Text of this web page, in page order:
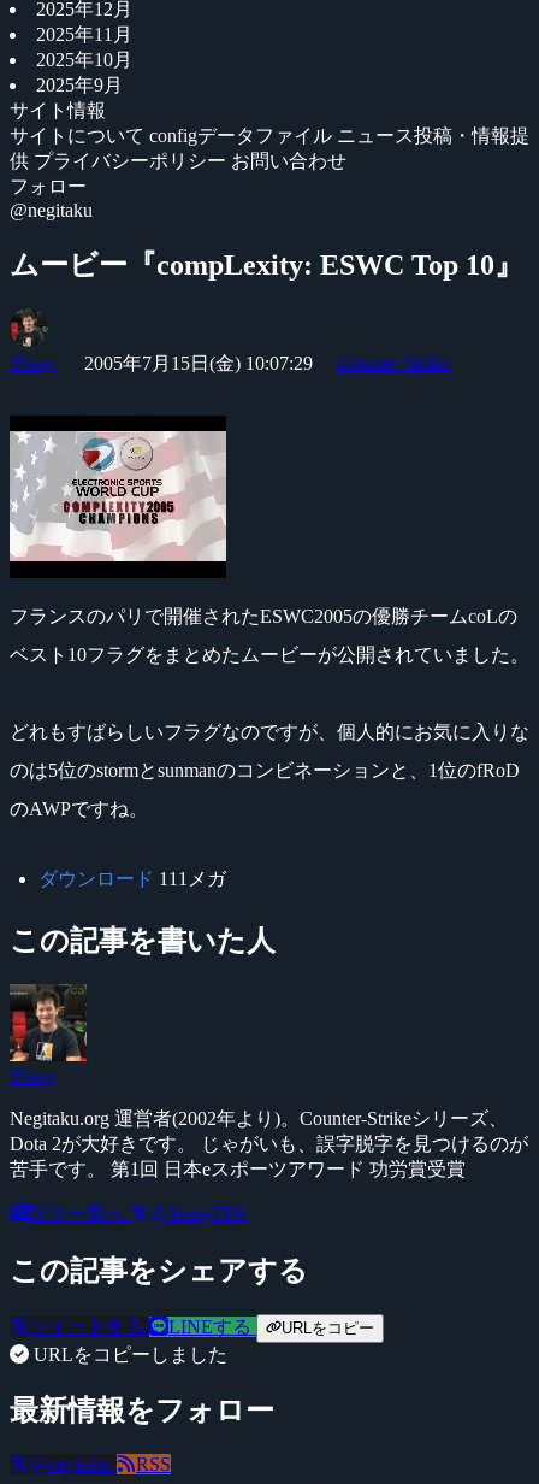
2025年12月
2025年11月
2025年10月
2025年9月
サイト情報
サイトについて configデータファイル ニュース投稿・情報提
供 プライバシーポリシー お問い合わせ
フォロー
@negitaku
ムービー『compLexity: ESWC Top 10』
Yossy 2005年7月15日(金) 10:07:29 Counter-Strike
フランスのパリで開催されたESWC2005の優勝チームcoLの
ベスト10フラグをまとめたムービーが公開されていました。
どれもすばらしいフラグなのですが、個人的にお気に入りな
のは5位のstormとsunmanのコンビネーションと、1位のfRoD
のAWPですね。
ダウンロード 111メガ
この記事を書いた人
Yossy
Negitaku.org 運営者(2002年より)。Counter-Strikeシリーズ、
Dota 2が大好きです。 じゃがいも、誤字脱字を見つけるのが
苦手です。 第1回 日本eスポーツアワード 功労賞受賞
記事一覧へ @YossyFPS
この記事をシェアする
ツイートする LINEする URLをコピー
URLをコピーしました
最新情報をフォロー
@negitaku RSS